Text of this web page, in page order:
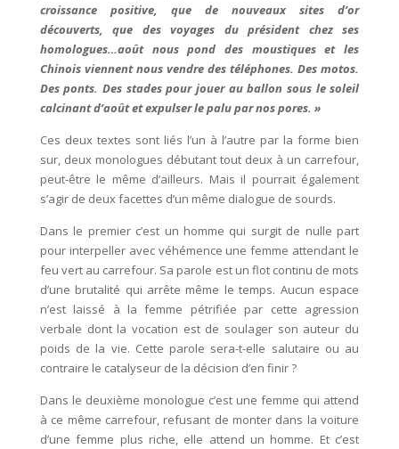
croissance positive, que de nouveaux sites d’or
découverts, que des voyages du président chez ses
homologues…août nous pond des moustiques et les
Chinois viennent nous vendre des téléphones. Des motos.
Des ponts. Des stades pour jouer au ballon sous le soleil
calcinant d’août et expulser le palu par nos pores. »
Ces deux textes sont liés l’un à l’autre par la forme bien
sur, deux monologues débutant tout deux à un carrefour,
peut-être le même d’ailleurs. Mais il pourrait également
s’agir de deux facettes d’un même dialogue de sourds.
Dans le premier c’est un homme qui surgit de nulle part
pour interpeller avec véhémence une femme attendant le
feu vert au carrefour. Sa parole est un flot continu de mots
d’une brutalité qui arrête même le temps. Aucun espace
n’est laissé à la femme pétrifiée par cette agression
verbale dont la vocation est de soulager son auteur du
poids de la vie. Cette parole sera-t-elle salutaire ou au
contraire le catalyseur de la décision d’en finir ?
Dans le deuxième monologue c’est une femme qui attend
à ce même carrefour, refusant de monter dans la voiture
d’une femme plus riche, elle attend un homme. Et c’est